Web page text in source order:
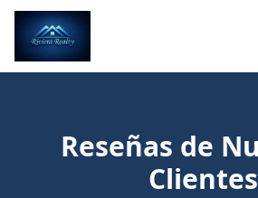
Reseñas de
Clientes